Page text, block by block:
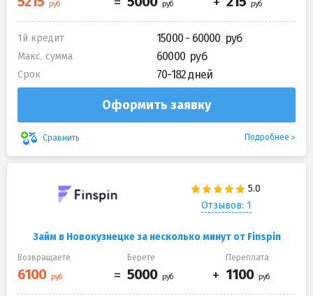
1й кредит 15000 - 60000
Макс. сумма 60000
Срок 70-182 дней
Оформить заявку
Сравнить Подробнее
Отзывов: 1
Займ в Новокузнецке за несколько минут от Finspin
Возвращаете Берете Переплата